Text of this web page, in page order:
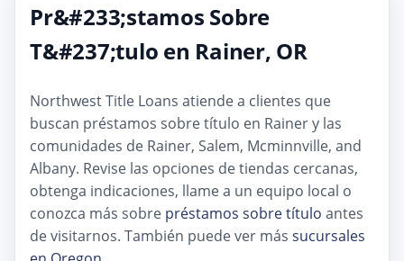
Pr&#233;stamos Sobre
T&#237;tulo en Rainer, OR
Northwest Title Loans atiende a clientes que
buscan préstamos sobre título en Rainer y las
comunidades de Rainer, Salem, Mcminnville, and
Albany. Revise las opciones de tiendas cercanas,
obtenga indicaciones, llame a un equipo local o
conozca más sobre préstamos sobre título antes
de visitarnos. También puede ver más sucursales